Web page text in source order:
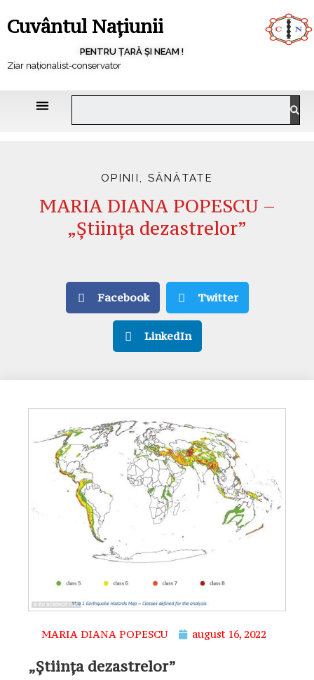
Cuvântul Națiunii
PENTRU ȚARĂ ȘI NEAM !
Ziar naționalist-conservator
OPINII, SĂNĂTATE
MARIA DIANA POPESCU –
„Ştiinţa dezastrelor”
Facebook Twitter
LinkedIn
MARIA DIANA POPESCU august 16, 2022
„Ştiinţa dezastrelor”